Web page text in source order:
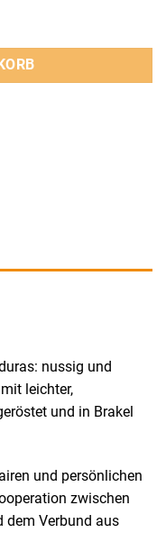
geröstet Menge
nussig und
leichter,
und in Brakel
und persönlichen
zwischen
dem Verbund aus